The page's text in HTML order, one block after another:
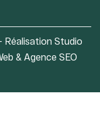
Studio
& Agence SEO